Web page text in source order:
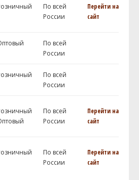
По всей
России
Перейти на
сайт
По всей
России
По всей
России
По всей
России
Перейти на
сайт
По всей
России
Перейти на
сайт